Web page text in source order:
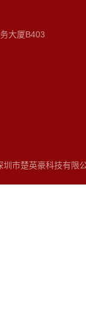
大厦B403
市楚英豪科技有限